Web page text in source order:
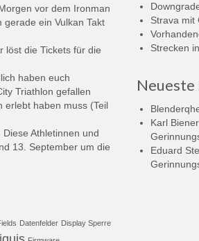
vor dem Ironman
gerade ein Vulkan Takt
löst die Tickets für die
haben euch
Triathlon gefallen
erlebt haben muss (Teil
Athletinnen und
13. September um die
Datenfelder Display Sperre
Strava mit
Strecken
Karl Biener
Eduard